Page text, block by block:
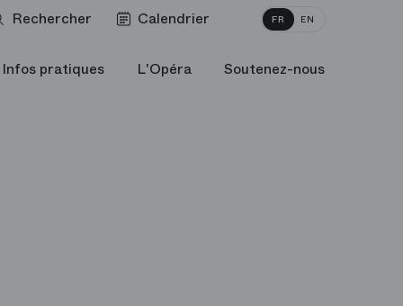
Rechercher Calendrier FR EN
Infos pratiques L'Opéra Soutenez-nous